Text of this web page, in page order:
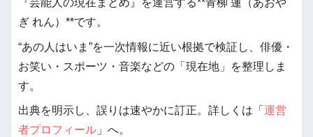
ぎ れん）**です。
“あの人はいま”を一次情報に近い根拠で検証し、俳優・
お笑い・スポーツ・音楽などの「現在地」を整理しま
す。
出典を明示し、誤りは速やかに訂正。詳しくは「 運営
者プロフィール 」へ。